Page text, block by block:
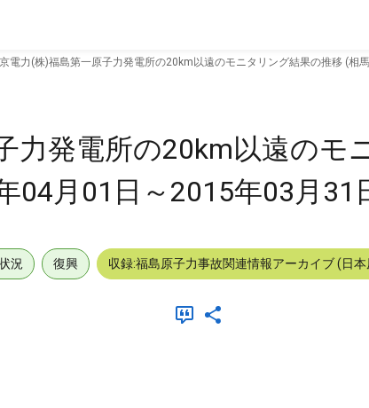
電力(株)福島第一原子力発電所の20km以遠のモニタリング結果の推移 (相
力発電所の20km以遠のモ
04月01日～2015年03月31
況 復興 収録:福島原子力事故関連情報アーカイブ (日